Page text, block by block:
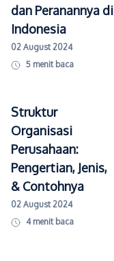
dan Peranannya di
Indonesia
02 August 2024
5 menit baca
Struktur
Organisasi
Perusahaan:
Pengertian, Jenis,
& Contohnya
02 August 2024
4 menit baca